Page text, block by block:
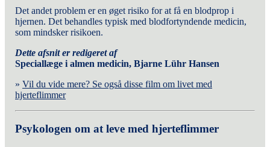
Det andet problem er en øget risiko for at få en blodprop i
hjernen. Det behandles typisk med blodfortyndende medicin,
som mindsker risikoen.
Dette afsnit er redigeret af
Speciallæge i almen medicin, Bjarne Lühr Hansen
» Vil du vide mere? Se også disse film om livet med
hjerteflimmer
Psykologen om at leve med hjerteflimmer